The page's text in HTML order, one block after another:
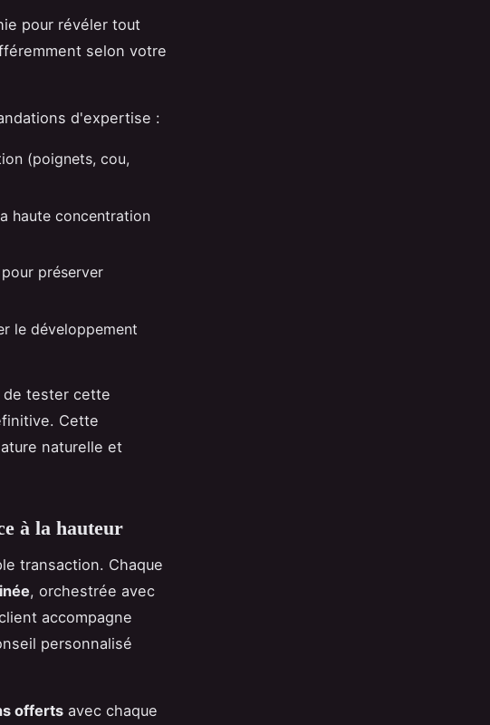
pour révéler tout
selon votre
d'expertise :
(poignets, cou,
haute concentration
préserver
le développement
de tester cette
Cette
naturelle et
à la hauteur
transaction. Chaque
, orchestrée avec
accompagne
personnalisé
offerts avec chaque